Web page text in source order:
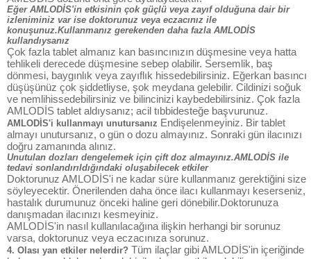
Eğer AMLODİS'in etkisinin çok güçlü veya zayıf olduğuna dair bir
izleniminiz var ise doktorunuz veya eczacınız ile
konuşunuz.Kullanmanız gerekenden daha fazla AMLODİS
kullandıysanız
Çok fazla tablet almanız kan basıncınızın düşmesine veya hatta
tehlikeli derecede düşmesine sebep olabilir. Sersemlik, baş
dönmesi, baygınlık veya zayıflık hissedebilirsiniz. Eğerkan basıncı
düşüşünüz çok şiddetliyse, şok meydana gelebilir. Cildinizi soğuk
ve nemlihissedebilirsiniz ve bilincinizi kaybedebilirsiniz. Çok fazla
AMLODİS tablet aldıysanız; acil tıbbidesteğe başvurunuz.
AMLODİS'i kullanmayı unutursanız Endişelenmeyiniz. Bir tablet
almayı unutursanız, o gün o dozu almayınız. Sonraki gün ilacınızı
doğru zamanında alınız.
Unutulan dozları dengelemek için çift doz almayınız.AMLODİS ile
tedavi sonlandırıldığındaki oluşabilecek etkiler
Doktorunuz AMLODİS'i ne kadar süre kullanmanız gerektiğini size
söyleyecektir. Önerilenden daha önce ilacı kullanmayı keserseniz,
hastalık durumunuz önceki haline geri dönebilir.Doktorunuza
danışmadan ilacınızı kesmeyiniz.
AMLODİS'in nasıl kullanılacağına ilişkin herhangi bir sorunuz
varsa, doktorunuz veya eczacınıza sorunuz.
4. Olası yan etkiler nelerdir? Tüm ilaçlar gibi AMLODİS'in içeriğinde